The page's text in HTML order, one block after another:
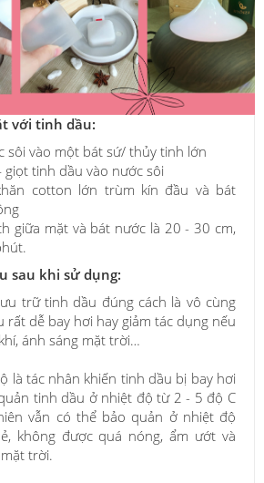
với tinh dầu:
sôi vào một bát sứ/ thủy tinh lớn
giọt tinh dầu vào nước sôi
cotton lớn trùm kín đầu và bát
giữa mặt và bát nước là 20 - 30 cm,
sau khi sử dụng:
trữ tinh dầu đúng cách là vô cùng
rất dễ bay hơi hay giảm tác dụng nếu
ánh sáng mặt trời…
là tác nhân khiến tinh dầu bị bay hơi
tinh dầu ở nhiệt độ từ 2 - 5 độ C
vẫn có thể bảo quản ở nhiệt độ
không được quá nóng, ẩm ướt và
trời.